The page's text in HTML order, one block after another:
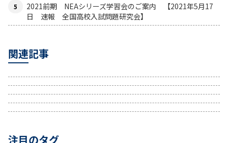
2021前期 NEAシリーズ学習会のご案内 【2021年5月17
日 速報 全国高校入試問題研究会】
関連記事
注目のタグ